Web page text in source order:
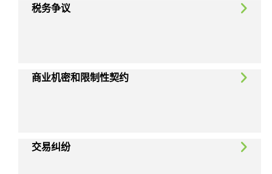
税务争议
商业机密和限制性契约
交易纠纷